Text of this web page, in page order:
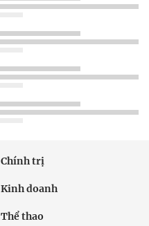
Chính trị
Kinh doanh
Thể thao